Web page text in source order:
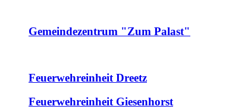
Gemeindezentrum "Zum Palast"
Feuerwehreinheit Dreetz
Feuerwehreinheit Giesenhorst